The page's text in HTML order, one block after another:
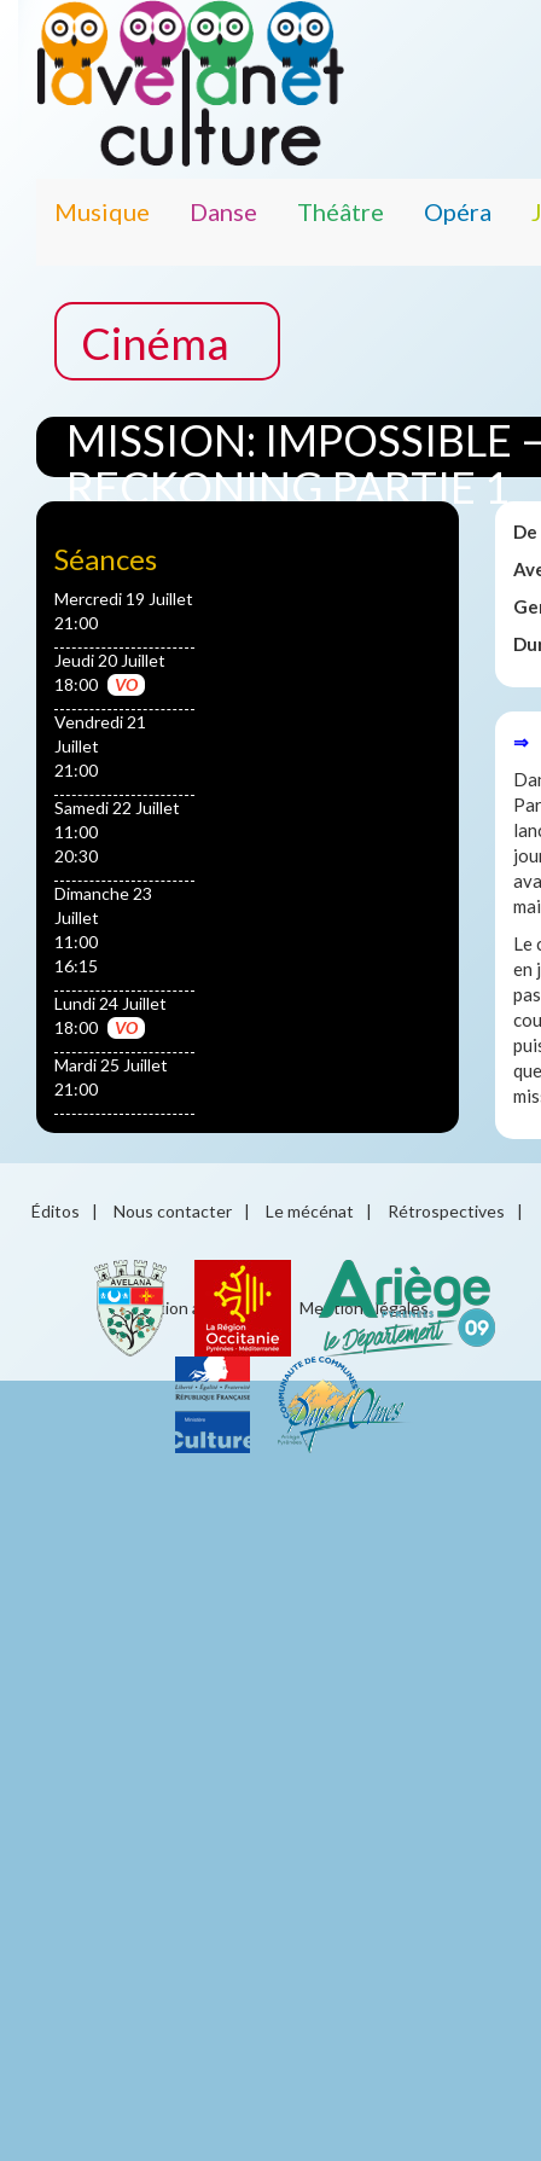
Musique Danse Théâtre Opéra
Cinéma
MISSION: IMPOSSIBLE
RECKONING PARTIE 1
Séances
Mercredi 19 Juillet
21:00
Jeudi 20 Juillet
18:00
VO
Vendredi 21
Juillet
21:00
Samedi 22 Juillet
11:00
20:30
Dimanche 23
Juillet
11:00
16:15
Lundi 24 Juillet
18:00
VO
Mardi 25 Juillet
21:00
De
⇒
Le
en
Éditos | Nous contacter | Le mécénat | Rétrospectives |
Éducation artistique Mentions légales